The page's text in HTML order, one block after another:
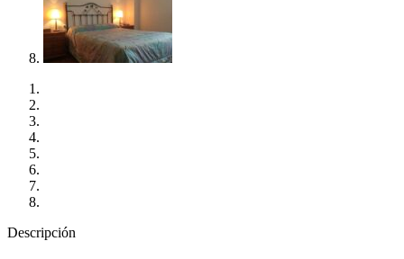
Descripción